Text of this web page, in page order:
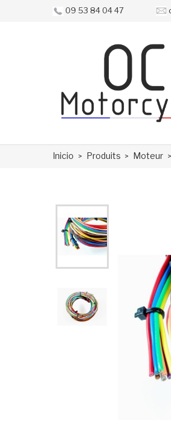
09 53 84 04 47
Inicio Produits Moteur